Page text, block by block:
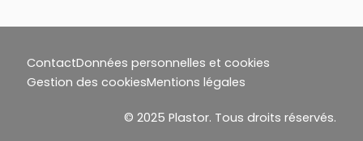
ContactDonnées personnelles et cookies
Gestion des cookiesMentions légales
© 2025 Plastor. Tous droits réservés.